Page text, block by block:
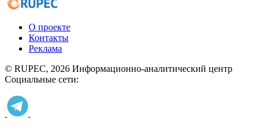
О проекте
Контакты
Реклама
© RUPEC, 2026 Информационно-аналитический центр
Социальные сети: